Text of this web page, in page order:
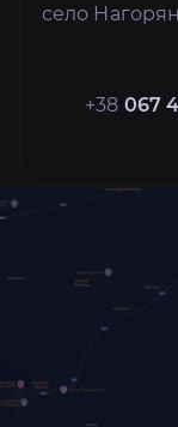
село
+38 067